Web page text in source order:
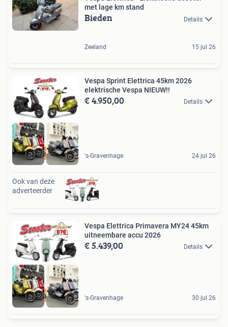
met lage km stand
Bieden Details
Zeeland 15 jul 26
Direct leverbaar
Vespa Sprint Elettrica 45km 2026
elektrische Vespa NIEUW!!
€ 4.950,00 Details
's-Gravenhage 24 jul 26
Ook van deze
adverteerder
Nu extra korting
Vespa Elettrica Primavera MY24 45km
uitneembare accu 2026
€ 5.439,00 Details
's-Gravenhage 30 jul 26